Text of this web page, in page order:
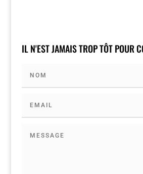
IL N'EST JAMAIS TROP TÔT POUR